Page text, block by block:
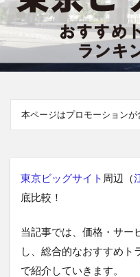
本ページはプロモーションが
東京ビッグサイト 周辺（
底比較！
当記事では、価格・サー
し、総合的なおすすめト
で紹介していきます。